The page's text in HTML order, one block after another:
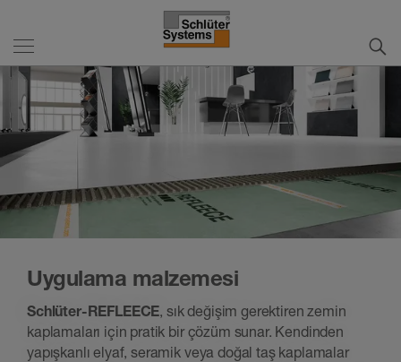
Uygulama malzemesi
Schlüter-REFLEECE, sık değişim gerektiren zemin
kaplamaları için pratik bir çözüm sunar. Kendinden
yapışkanlı elyaf, seramik veya doğal taş kaplamalar